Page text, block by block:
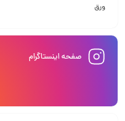
ورق
صفحه اینستاگرام